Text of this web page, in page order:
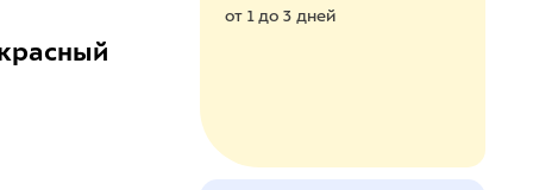
от 1 до 3 дней